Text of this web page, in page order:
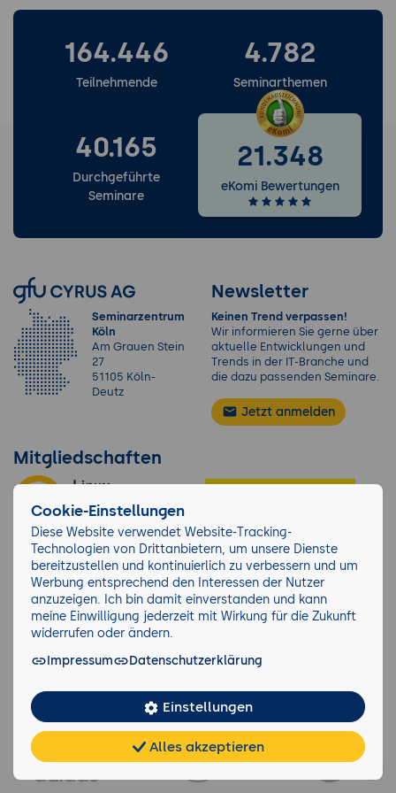
generieren.
AI-Ethics-Diskussions-Casesfür interne
Workshops.
AI-Schulungs-Curriculamit KI
Newsletter-Inhalte
zu aktuellen AI-
Themen und EU-AI-Act-Entwicklungen.
Werkzeuge: Microsoft Copilot, ChatGPT,
ohne tatsächlichen Lernerfolg, generische
AI-Schulung ohne Use-Case-Bezug, AI-
Ethics als Marketing-Etikett ohne
Implementierungs-Konsequenz.
Praxis-Übung:
AI-Awareness-Übung mit KI -
einen AI-Awareness-Jahresplan mit zwölf
Themen skizzieren, ein Microlearning-
Inhalt für eine konkrete Zielgruppe mit KI
generieren.
8. Interne AIMS-Audits, Zertifizierungs-
Vorbereitung und Management-Review
Interne AIMS-Audits als ISO-Anforderung:
Programm, Auditoren-Kompetenz,
Durchführung, Berichterstattung.
AIMS-Audit-spezifische Besonderheiten
Inventar prüfen, AI-Lifecycle-Phasen
auditieren, AI-Governance-Strukturen
164.446
Teilnehmende
4.782
Seminarthemen
40.165
Durchgeführte
Seminare
21.348
eKomi Bewertungen
Seminarzentrum
Köln
Am Grauen Stein
27
51105 Köln-
Deutz
Newsletter
Keinen Trend verpassen!
Wir informieren Sie gerne über
aktuelle Entwicklungen und
Trends in der IT-Branche und
die dazu passenden Seminare.
Jetzt anmelden
Mitgliedschaften
Über 10.280 Unternehmen lernen bei der
GFU
Teilen FAQ Cookies
Cookie-Einstellungen
Diese Website verwendet Website-Tracking-
Technologien von Drittanbietern, um unsere Dienste
bereitzustellen und kontinuierlich zu verbessern und um
Werbung entsprechend den Interessen der Nutzer
anzuzeigen. Ich bin damit einverstanden und kann
meine Einwilligung jederzeit mit Wirkung für die Zukunft
widerrufen oder ändern.
Impressum
Datenschutzerklärung
Einstellungen
Alles akzeptieren